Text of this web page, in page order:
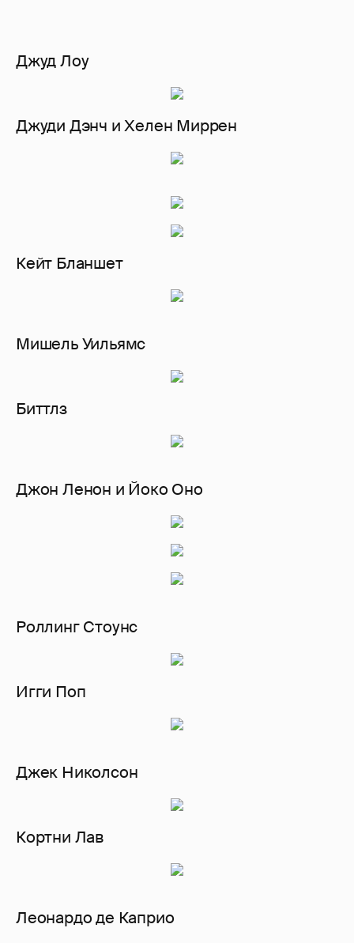
Джуд Лоу
Джуди Дэнч и Хелен Миррен
Кейт Бланшет
Мишель Уильямс
Биттлз
Джон Ленон и Йоко Оно
Роллинг Стоунс
Игги Поп
Джек Николсон
Кортни Лав
Леонардо де Каприо